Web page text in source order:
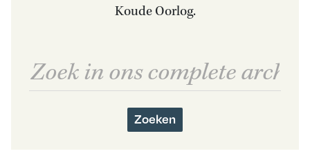
Koude Oorlog.
Zoeken